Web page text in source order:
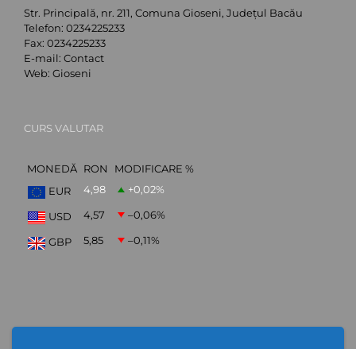
Str. Principală, nr. 211, Comuna Gioseni, Județul Bacău
Telefon: 0234225233
Fax: 0234225233
E-mail: Contact
Web: Gioseni
CURS VALUTAR
MONEDĂ RON
MODIFICARE %
EUR
4,98 +0,02%
USD 4,57 –0,06%
GBP 5,85 –0,11%